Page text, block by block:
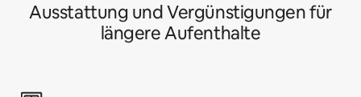
Ausstattung und Vergünstigungen für
längere Aufenthalte